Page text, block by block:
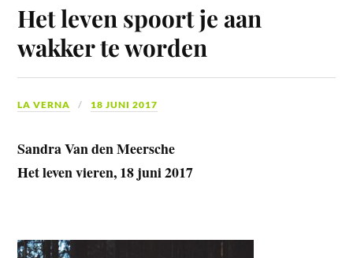
Het leven spoort je aan
wakker te worden
LA VERNA 18 JUNI 2017
Sandra Van den Meersche
Het leven vieren, 18 juni 2017